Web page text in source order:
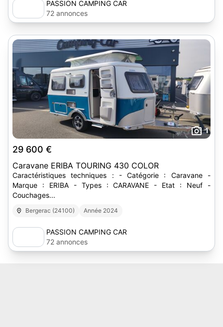
PASSION CAMPING CAR
72 annonces
1
29 600 €
Caravane ERIBA TOURING 430 COLOR
Caractéristiques techniques : - Catégorie : Caravane -
Marque : ERIBA - Types : CARAVANE - Etat : Neuf -
Couchages...
Bergerac (24100) Année 2024
PASSION CAMPING CAR
72 annonces